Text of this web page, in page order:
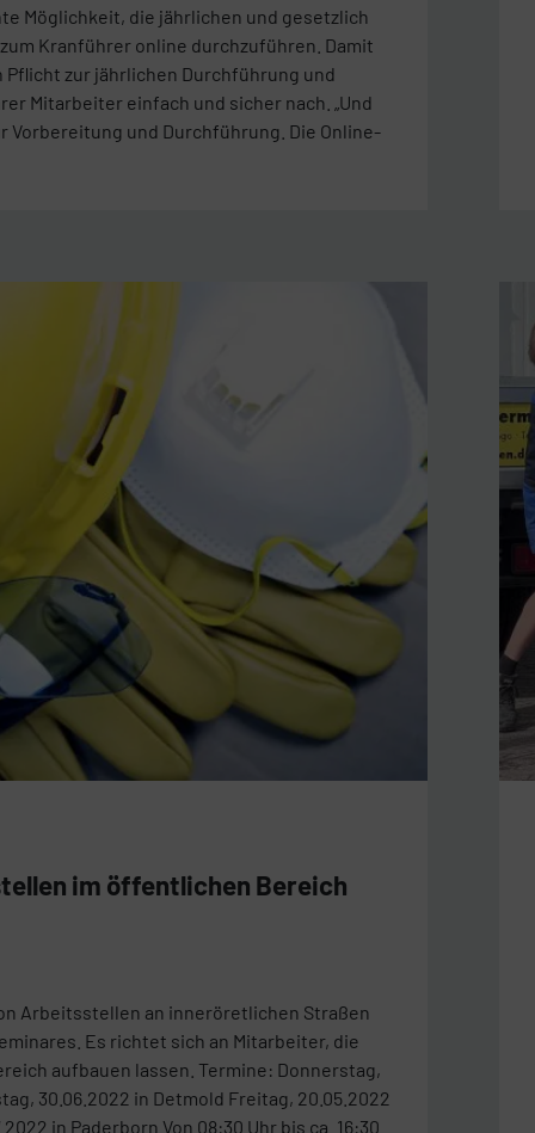
Möglichkeit, die jährlichen und gesetzlich
Kranführer online durchzuführen. Damit
zur jährlichen Durchführung und
Mitarbeiter einfach und sicher nach. „Und
Vorbereitung und Durchführung. Die Online-
im öffentlichen Bereich
Arbeitsstellen an inneröretlichen Straßen
Es richtet sich an Mitarbeiter, die
aufbauen lassen. Termine: Donnerstag,
30.06.2022 in Detmold Freitag, 20.05.2022
in Paderborn Von 08:30 Uhr bis ca. 16:30